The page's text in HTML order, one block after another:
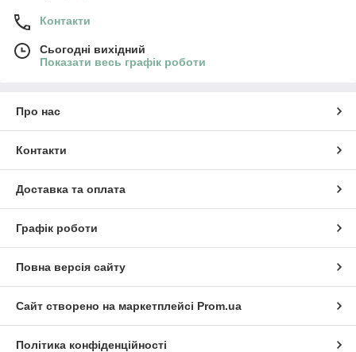
Контакти
Сьогодні вихідний
Показати весь графік роботи
Про нас
Контакти
Доставка та оплата
Графік роботи
Повна версія сайту
Сайт створено на маркетплейсі Prom.ua
Політика конфіденційності